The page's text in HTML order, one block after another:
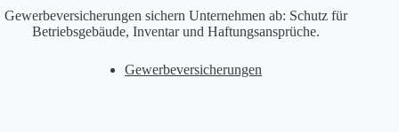
Gewerbeversicherungen sichern Unternehmen ab: Schutz für
Betriebsgebäude, Inventar und Haftungsansprüche.
Gewerbeversicherungen